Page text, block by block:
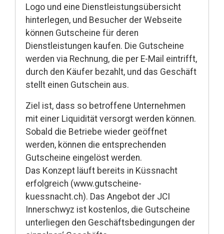
Logo und eine Dienstleistungsübersicht
hinterlegen, und Besucher der Webseite
können Gutscheine für deren
Dienstleistungen kaufen. Die Gutscheine
werden via Rechnung, die per E-Mail eintrifft,
durch den Käufer bezahlt, und das Geschäft
stellt einen Gutschein aus.
Ziel ist, dass so betroffene Unternehmen
mit einer Liquidität versorgt werden können.
Sobald die Betriebe wieder geöffnet
werden, können die entsprechenden
Gutscheine eingelöst werden.
Das Konzept läuft bereits in Küssnacht
erfolgreich (www.gutscheine-
kuessnacht.ch). Das Angebot der JCI
Innerschwyz ist kostenlos, die Gutscheine
unterliegen den Geschäftsbedingungen der